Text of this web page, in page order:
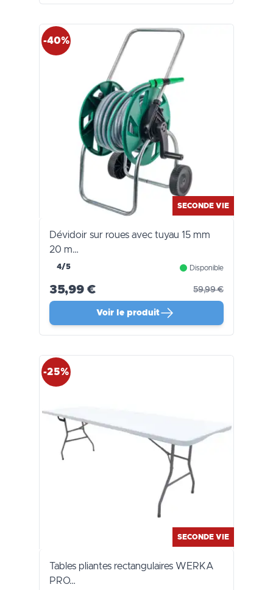
-40%
SECONDE VIE
Dévidoir sur roues avec tuyau 15 mm
20 m…
4/5 Disponible
35,99 € 59,99 €
Voir le produit
-25%
SECONDE VIE
Tables pliantes rectangulaires WERKA
PRO…